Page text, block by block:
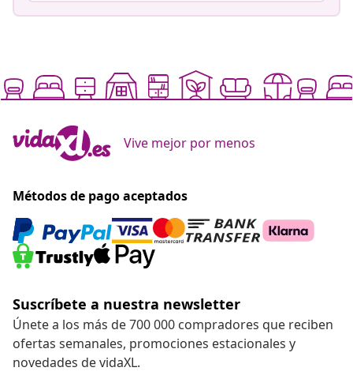
Vive mejor por menos
Métodos de pago aceptados
Suscríbete a nuestra newsletter
Únete a los más de 700 000 compradores que reciben
ofertas semanales, promociones estacionales y
novedades de vidaXL.